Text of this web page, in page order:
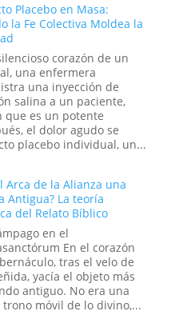
abrir
portales?
Placebo en Masa:
la Fe Colectiva Moldea la
corazón de un
una enfermera
una inyección de
salina a un paciente,
que es un potente
el dolor agudo se
placebo individual, un...
Arca de la Alianza una
Antigua? La teoría
del Relato Bíblico
en el
En el corazón
tras el velo de
yacía el objeto más
antiguo. No era una
móvil de lo divino,...